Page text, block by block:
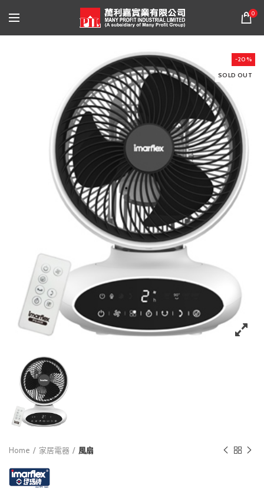
0
-20%
SOLD OUT
Home 家居電器 風扇